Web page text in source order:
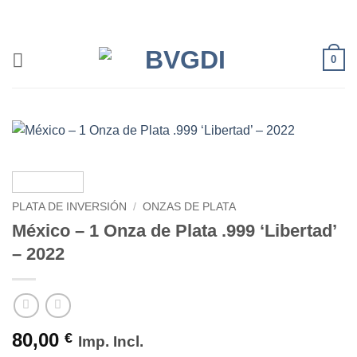
0
PLATA DE INVERSIÓN / ONZAS DE PLATA
México – 1 Onza de Plata .999 ‘Libertad’
– 2022
80,00 € Imp. Incl.